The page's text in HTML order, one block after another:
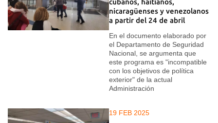
cubanos, haitianos,
nicaragüenses y venezolanos
a partir del 24 de abril
En el documento elaborado por
el Departamento de Seguridad
Nacional, se argumenta que
este programa es "incompatible
con los objetivos de política
exterior" de la actual
Administración
19 FEB 2025